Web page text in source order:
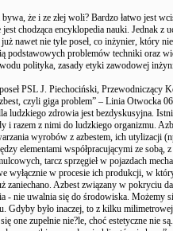
że i ze złej woli? Bardzo łatwo jest
chodząca encyklopedia nauki. Jednak z
nawet nie tyle poseł, co inżynier, który
podstawowych problemów techniki oraz
polityka, zasady etyki zawodowej
PSL J. Piechociński, Przewodniczący
czyli giga problem” – Linia Otwocka
ludzkiego zdrowia jest bezdyskusyjna.
i razem z nimi do ludzkiego organizmu.
wyrobów z azbestem, ich utylizacji
elementami współpracującymi ze sobą,
tarcz sprzęgieł w pojazdach
wyłącznie w procesie ich produkcji, w
zaniechano. Azbest związany w pokryciu
- nie uwalnia się do środowiska. Możemy
Gdyby było inaczej, to z kilku
one zupełnie nie?le, choć estetyczne nie są.